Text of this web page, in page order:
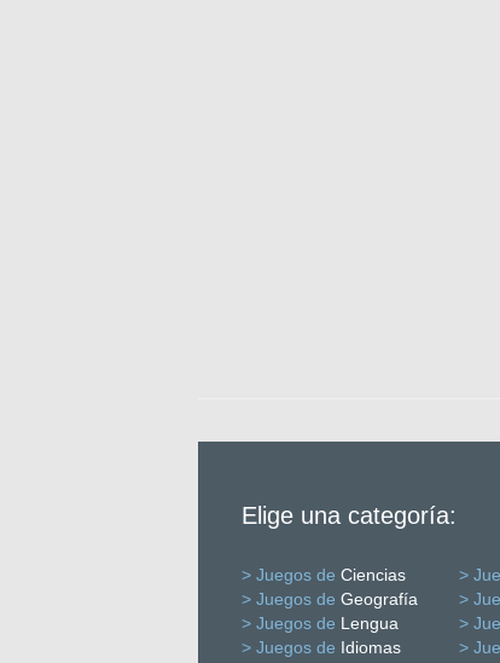
Elige una categoría:
> Juegos de Ciencias >
> Juegos de Geografía >
> Juegos de Lengua >
> Juegos de Idiomas >